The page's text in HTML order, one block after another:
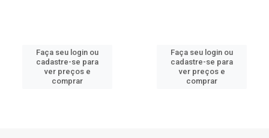
Faça seu login ou
cadastre-se para
ver preços e
comprar
Faça seu login ou
cadastre-se para
ver preços e
comprar